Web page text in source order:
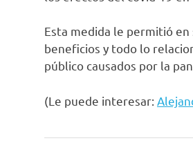
Esta medida le permitió
beneficios y todo lo
público causados por la
(Le puede interesar: